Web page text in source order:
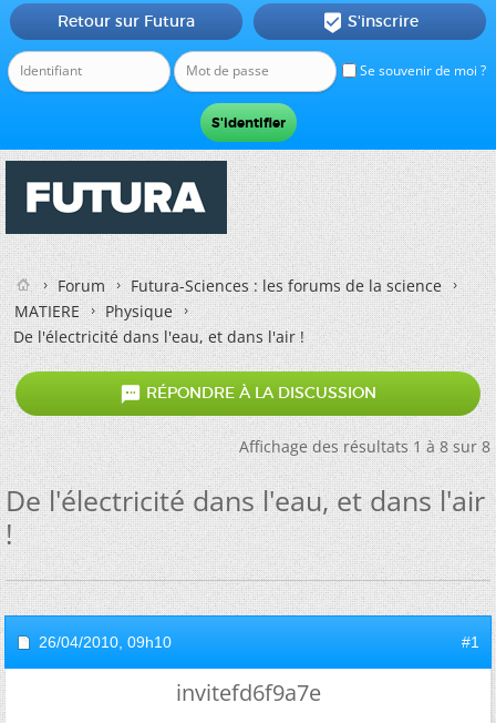
Se souvenir de moi ?
Retour sur Futura  S'inscrire
Forum
Futura-Sciences : les forums de la science
MATIERE
Physique
De l'électricité dans l'eau, et dans l'air !
 RÉPONDRE À LA DISCUSSION
Affichage des résultats 1 à 8 sur 8
De l'électricité dans l'eau, et dans l'air
!
26/04/2010, 09h10 #1
invitefd6f9a7e